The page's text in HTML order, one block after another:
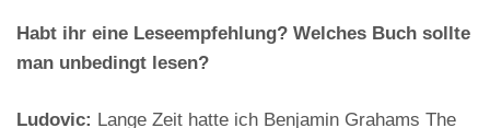
Habt ihr eine Leseempfehlung? Welches Buch sollte
man unbedingt lesen?
Ludovic: Lange Zeit hatte ich Benjamin Grahams The